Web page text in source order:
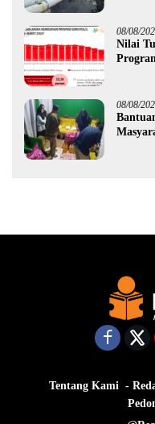
08/08/
Nilai
08/08/
Tentang Kami